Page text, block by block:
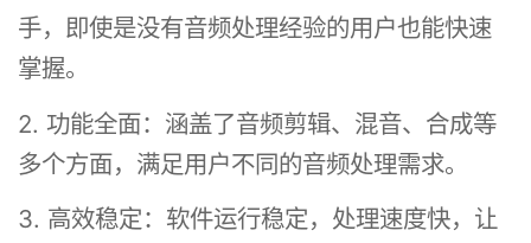
手，即使是没有音频处理经验的用户也能快速
掌握。
2. 功能全面：涵盖了音频剪辑、混音、合成等
多个方面，满足用户不同的音频处理需求。
3. 高效稳定：软件运行稳定，处理速度快，让